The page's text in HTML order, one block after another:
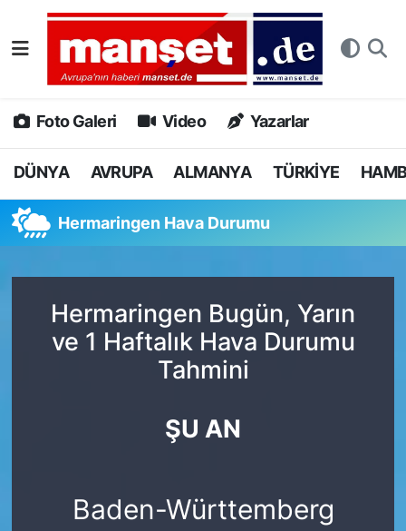
Foto Galeri Video Yazarlar
DÜNYA AVRUPA ALMANYA TÜRKİYE
Hermaringen Hava Durumu
Hermaringen Bugün, Yarın
ve 1 Haftalık Hava Durumu
Tahmini
ŞU AN
Baden-Württemberg
DÜNYA
AVRUPA
ALMANYA
SPOR
DEUTSCH
Nöbetçi Eczaneler
Hava Durumu
Namaz Vakitleri
Tüm Manşetler
Son Dakika Haberleri